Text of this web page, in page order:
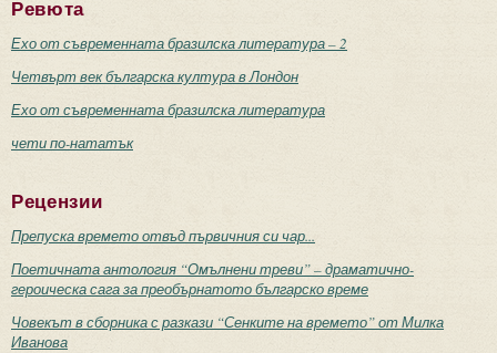
Ревюта
Ехо от съвременната бразилска литература – 2
Четвърт век българска култура в Лондон
Ехо от съвременната бразилска литература
чети по-нататък
Рецензии
Препуска времето отвъд първичния си чар...
Поетичната антология “Омълнени треви” – драматично-
героическа сага за преобърнатото българско време
Човекът в сборника с разкази “Сенките на времето” от Милка
Иванова